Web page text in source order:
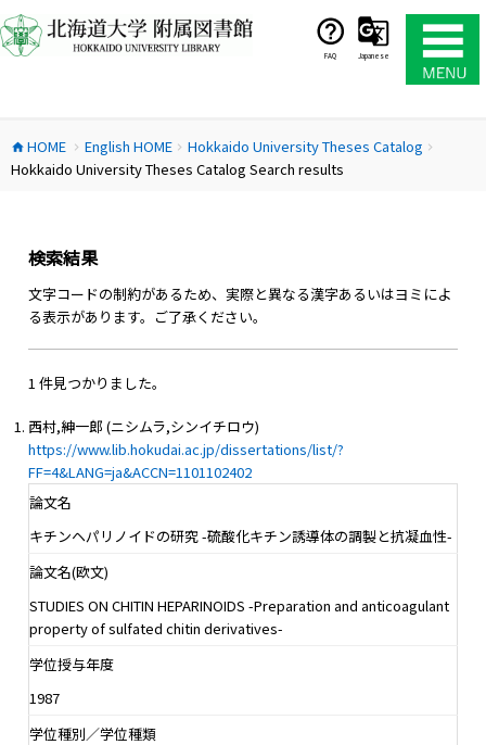
ン
テ
ス
キ
FAQ Japanese
home HOME chevron_right English HOMEchevron_right Hokkaido University Theses Catalog chevron_right
Hokkaido University Theses Catalog Search results
検索結果
文字コードの制約があるため、実際と異なる漢字あるいはヨミによ
る表示があります。ご了承ください。
1 件見つかりました。
西村,紳一郎 (ニシムラ,シンイチロウ)
https://www.lib.hokudai.ac.jp/dissertations/list/?
FF=4&LANG=ja&ACCN=1101102402
論文名
キチンヘパリノイドの研究 -硫酸化キチン誘導体の調製と抗凝血性-
論文名(欧文)
STUDIES ON CHITIN HEPARINOIDS -Preparation and anticoagulant
property of sulfated chitin derivatives-
学位授与年度
1987
学位種別／学位種類